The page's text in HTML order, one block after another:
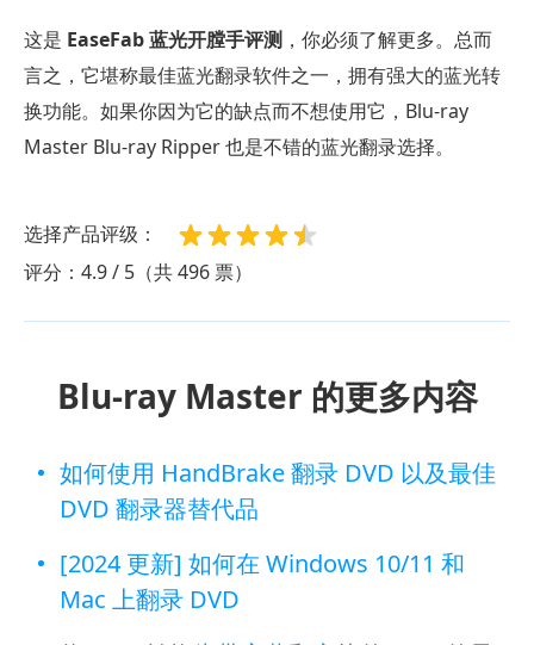
这是 EaseFab 蓝光开膛手评测 ，你必须了解更多。总而
言之，它堪称最佳蓝光翻录软件之一，拥有强大的蓝光转
换功能。如果你因为它的缺点而不想使用它，Blu-ray
Master Blu-ray Ripper 也是不错的蓝光翻录选择。
选择产品评级：
评分：4.9 / 5（共 496 票）
Blu-ray Master 的更多内容
如何使用 HandBrake 翻录 DVD 以及最佳
DVD 翻录器替代品
[2024 更新] 如何在 Windows 10/11 和
Mac 上翻录 DVD